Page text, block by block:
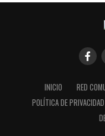
INICIO RED
POLÍTICA DE PRIVACIDAD